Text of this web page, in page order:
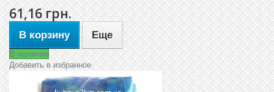
61,16 грн.
В корзину Еще
В наличии
Добавить в избранное